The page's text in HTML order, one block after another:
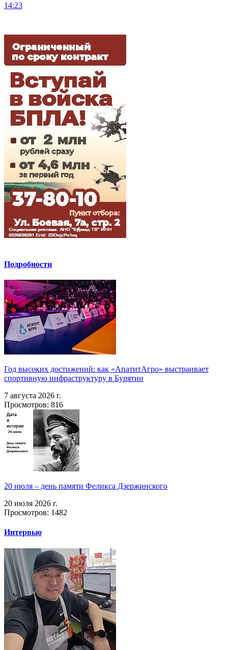
14:23
Подробности
Год высоких достижений: как «АпатитАгро» выстраивает
спортивную инфраструктуру в Бурятии
7 августа 2026 г.
Просмотров: 816
20 июля – день памяти Феликса Дзержинского
20 июля 2026 г.
Просмотров: 1482
Интервью